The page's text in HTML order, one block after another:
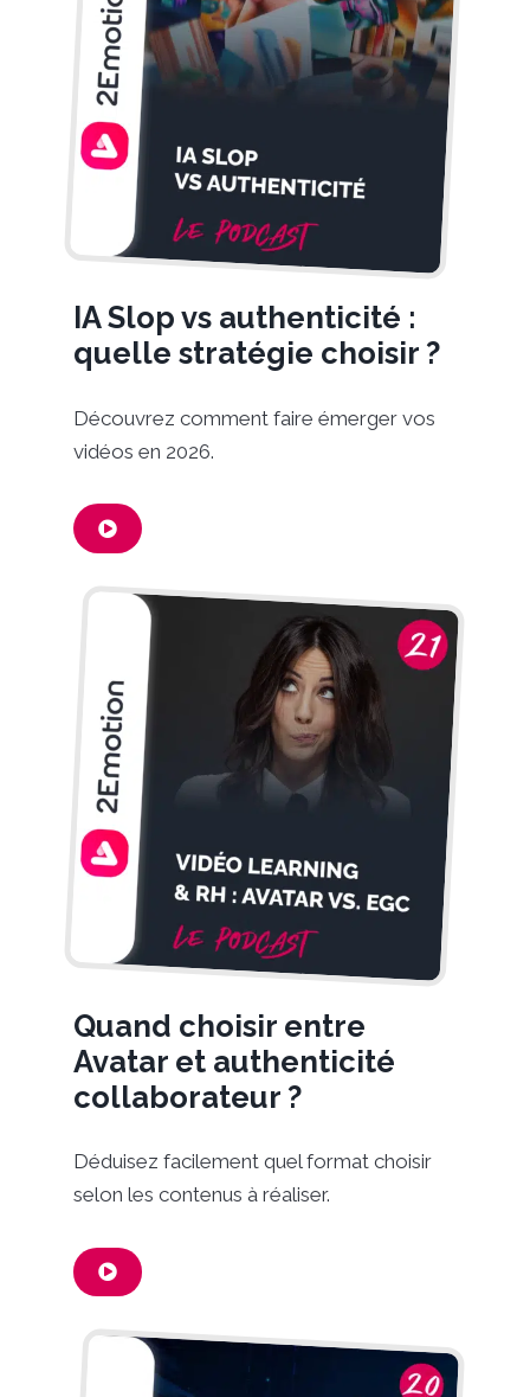
IA Slop vs authenticité :
quelle stratégie choisir ?
Découvrez comment faire émerger vos
vidéos en 2026.
Quand choisir entre
Avatar et authenticité
collaborateur ?
Déduisez facilement quel format choisir
selon les contenus à réaliser.